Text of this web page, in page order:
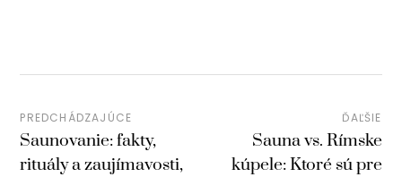
PREDCHÁDZAJÚCE
Saunovanie: fakty,
rituály a zaujímavosti,
ĎAĽŠIE
Sauna vs. Rímske
kúpele: Ktoré sú pre